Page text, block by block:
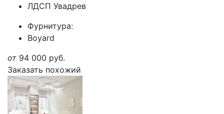
ЛДСП Увадрев
Фурнитура:
Boyard
от 94 000 руб.
Заказать похожий